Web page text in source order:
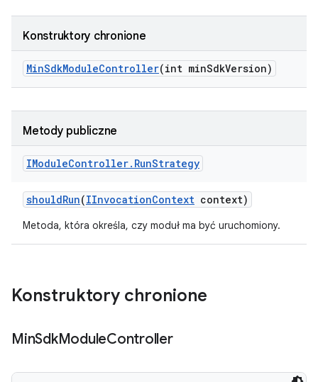
Konstruktory chronione
MinSdkModuleController(int minSdkVersion)
Metody publiczne
IModuleController. RunStrategy
shouldRun(IInvocationContext context)
Metoda, która określa, czy moduł ma być uruchomiony.
Konstruktory chronione
MinSdkModuleController